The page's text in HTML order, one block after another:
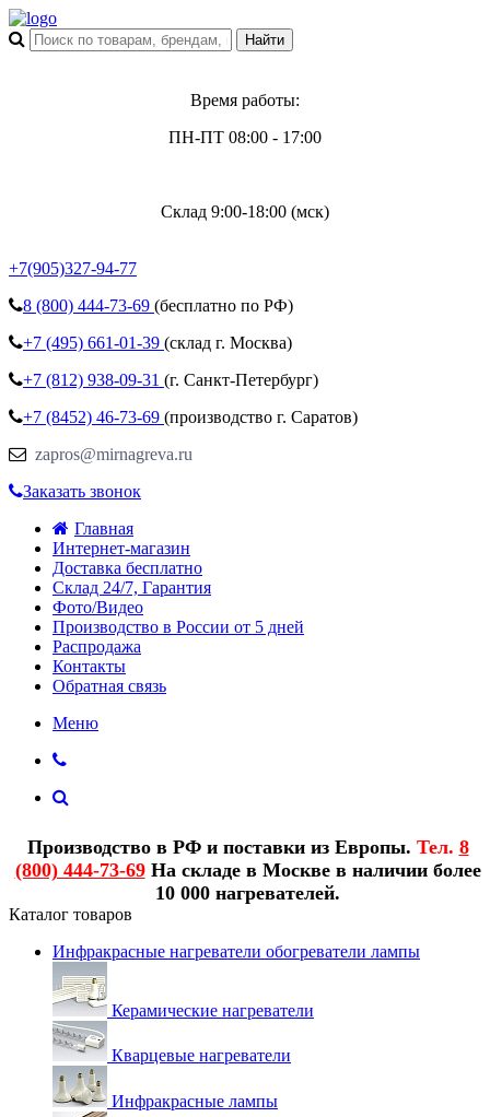
Время работы:
ПН-ПТ 08:00 - 17:00
Склад 9:00-18:00 (мск)
+7(905)327-94-77
8 (800) 444-73-69 (бесплатно по РФ)
+7 (495) 661-01-39 (склад г. Москва)
+7 (812) 938-09-31 (г. Санкт-Петербург)
+7 (8452) 46-73-69 (производство г. Саратов)
zapros@mirnagreva.ru
Заказать звонок
Главная
Интернет-магазин
Доставка бесплатно
Склад 24/7, Гарантия
Фото/Видео
Производство в России от 5 дней
Распродажа
Контакты
Обратная связь
Меню
Производство в РФ и поставки из Европы. Тел. 8
(800) 444-73-69На складе в Москве в наличии более
10 000 нагревателей.
Каталог товаров
Инфракрасные нагреватели обогреватели лампы
Керамические нагреватели
Кварцевые нагреватели
Инфракрасные лампы